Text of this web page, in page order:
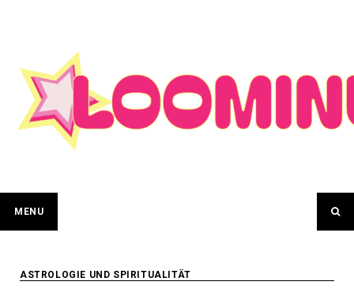
MENU
ASTROLOGIE UND SPIRITUALITÄT